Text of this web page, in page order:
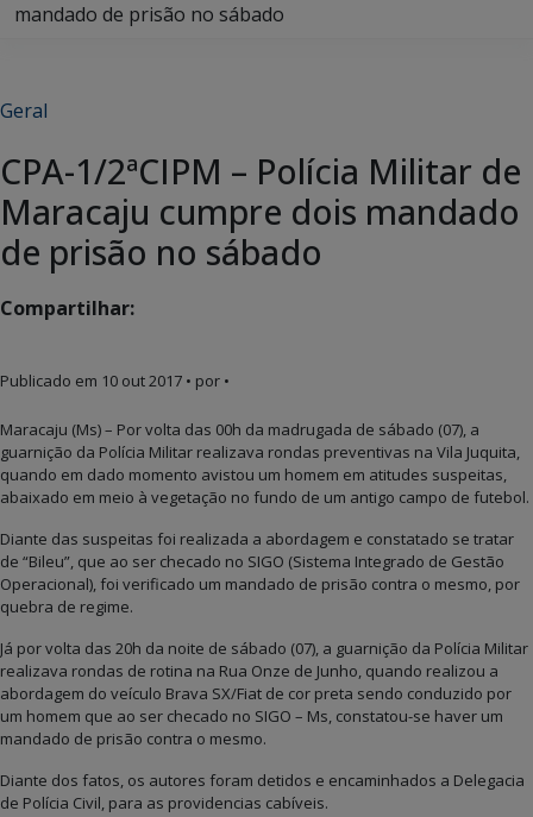
mandado de prisão no sábado
Geral
CPA-1/2ªCIPM – Polícia Militar de
Maracaju cumpre dois mandado
de prisão no sábado
Compartilhar:
Publicado em 10 out 2017 • por •
Maracaju (Ms) – Por volta das 00h da madrugada de sábado (07), a
guarnição da Polícia Militar realizava rondas preventivas na Vila Juquita,
quando em dado momento avistou um homem em atitudes suspeitas,
abaixado em meio à vegetação no fundo de um antigo campo de futebol.
Diante das suspeitas foi realizada a abordagem e constatado se tratar
de “Bileu”, que ao ser checado no SIGO (Sistema Integrado de Gestão
Operacional), foi verificado um mandado de prisão contra o mesmo, por
quebra de regime.
Já por volta das 20h da noite de sábado (07), a guarnição da Polícia Militar
realizava rondas de rotina na Rua Onze de Junho, quando realizou a
abordagem do veículo Brava SX/Fiat de cor preta sendo conduzido por
um homem que ao ser checado no SIGO – Ms, constatou-se haver um
mandado de prisão contra o mesmo.
Diante dos fatos, os autores foram detidos e encaminhados a Delegacia
de Polícia Civil, para as providencias cabíveis.